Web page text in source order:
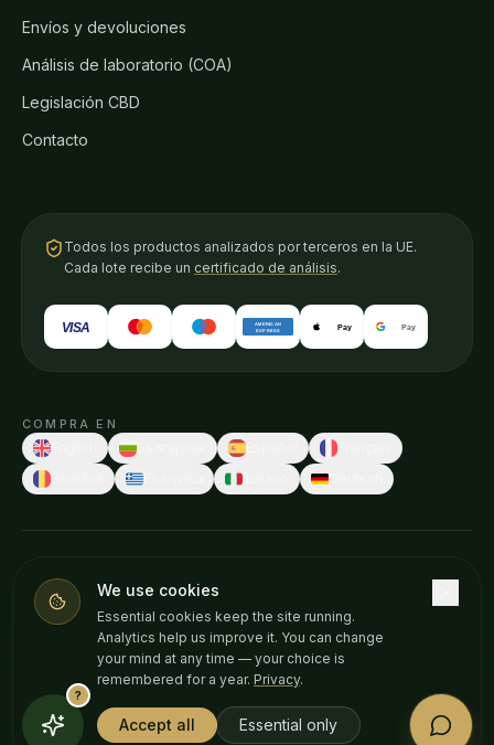
Envíos y devoluciones
Análisis de laboratorio (COA)
Legislación CBD
Contacto
Todos los productos analizados por terceros en la UE.
Cada lote recibe un certificado de análisis.
VISA AMERICAN
EXPRESS Pay Pay
COMPRA EN
© 2026 Weedness CBD · Hecho en Europa con cuidado.
Estas declaraciones no han sido evaluadas por ninguna autoridad
sanitaria. Nuestros productos no están destinados a diagnosticar,
tratar, curar o prevenir ninguna enfermedad. Consulta a tu médico
antes de empezar cualquier suplemento. Solo +18.
Política de privacidadCookies Aviso legal
We use cookies
Essential cookies keep the site running.
Analytics help us improve it. You can change
your mind at any time — your choice is
remembered for a year. Privacy.
Accept all Essential only
?